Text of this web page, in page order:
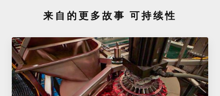
来自的更多故事 可持续性